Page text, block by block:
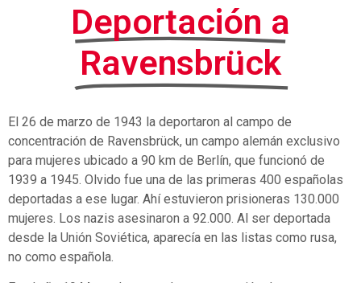
Deportación a
Ravensbrück
El 26 de marzo de 1943 la deportaron al campo de
concentración de Ravensbrück, un campo alemán exclusivo
para mujeres ubicado a 90 km de Berlín, que funcionó de
1939 a 1945. Olvido fue una de las primeras 400 españolas
deportadas a ese lugar. Ahí estuvieron prisioneras 130.000
mujeres. Los nazis asesinaron a 92.000. Al ser deportada
desde la Unión Soviética, aparecía en las listas como rusa,
no como española.